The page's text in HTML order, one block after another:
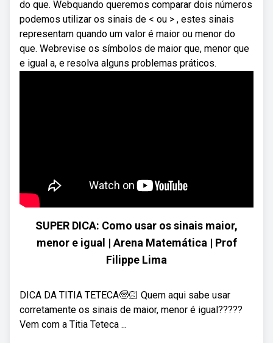
do que. Webquando queremos comparar dois números
podemos utilizar os sinais de < ou > , estes sinais
representam quando um valor é maior ou menor do
que. Webrevise os símbolos de maior que, menor que
e igual a, e resolva alguns problemas práticos.
SUPER DICA: Como usar os sinais maior,
menor e igual | Arena Matemática | Prof
Filippe Lima
DICA DA TITIA TETECA🧓🏻 Quem aqui sabe usar
corretamente os sinais de maior, menor é igual?????
Vem com a Titia Teteca ...